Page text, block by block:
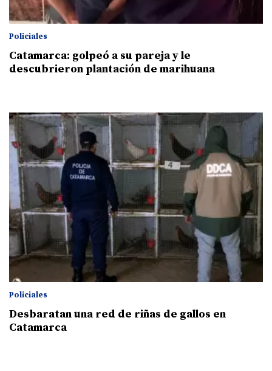
Policiales
Catamarca: golpeó a su pareja y le
descubrieron plantación de marihuana
Policiales
Desbaratan una red de riñas de gallos en
Catamarca